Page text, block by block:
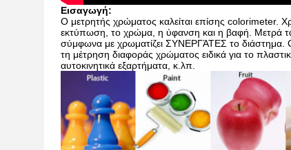
Εισαγωγή:
Ο μετρητής χρώματος καλείται επίσης colorimeter.
εκτύπωση, το χρώμα, η ύφανση και η βαφή. Μετρά
σύμφωνα με χρωματίζει ΣΥΝΕΡΓΆΤΕΣ το διάστημα.
τη μέτρηση διαφοράς χρώματος ειδικά για το
αυτοκινητικά εξαρτήματα, κ.λπ.